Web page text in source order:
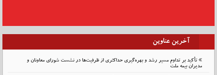
آخرین عناوین
تأکید بر تداوم مسیر رشد و بهره‌گیری حداکثری از ظرفیت‌ها در نشست شورای معاونان و
مدیران بیمه ملت